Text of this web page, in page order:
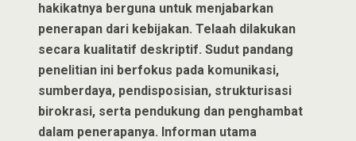
hakikatnya berguna untuk menjabarkan
penerapan dari kebijakan. Telaah dilakukan
secara kualitatif deskriptif. Sudut pandang
penelitian ini berfokus pada komunikasi,
sumberdaya, pendisposisian, strukturisasi
birokrasi, serta pendukung dan penghambat
dalam penerapanya. Informan utama